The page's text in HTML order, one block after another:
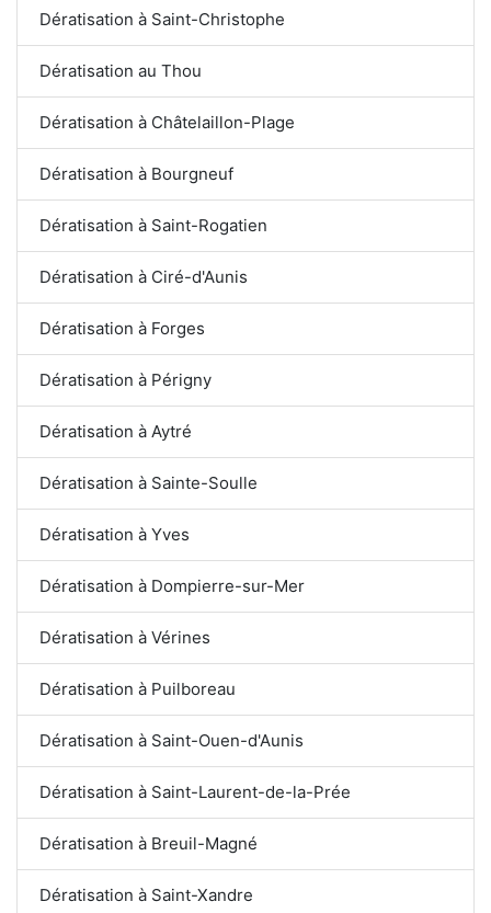
Dératisation à Saint-Christophe
Dératisation au Thou
Dératisation à Châtelaillon-Plage
Dératisation à Bourgneuf
Dératisation à Saint-Rogatien
Dératisation à Ciré-d'Aunis
Dératisation à Forges
Dératisation à Périgny
Dératisation à Aytré
Dératisation à Sainte-Soulle
Dératisation à Yves
Dératisation à Dompierre-sur-Mer
Dératisation à Vérines
Dératisation à Puilboreau
Dératisation à Saint-Ouen-d'Aunis
Dératisation à Saint-Laurent-de-la-Prée
Dératisation à Breuil-Magné
Dératisation à Saint-Xandre